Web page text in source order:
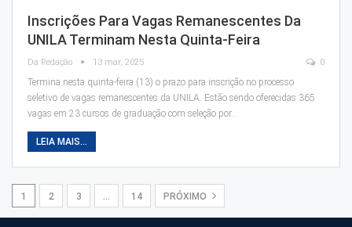
Inscrições Para Vagas Remanescentes Da
UNILA Terminam Nesta Quinta-Feira
Da Redação 13 mar, 2025 0
Termina nesta quinta-feira (13) o prazo para inscrição no processo
seletivo de vagas remanescentes da UNILA. Estão sendo oferecidas 365
vagas em 23 cursos de graduação com seleção por…
LEIA MAIS...
1 2 3 14 PRÓXIMO